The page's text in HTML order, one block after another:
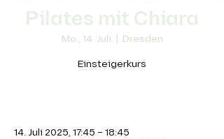
Pilates mit Chiara
Mo., 14. Juli
  |
Dresden
Einsteigerkurs
14. Juli 2025, 17:45 – 18:45